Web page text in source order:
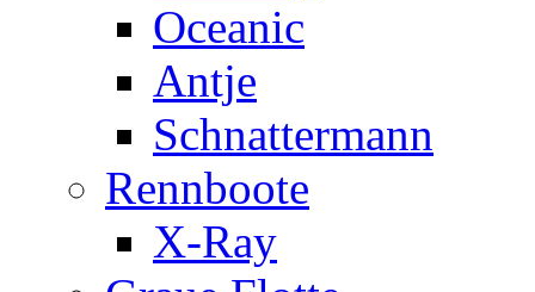
Oceanic
Antje
Schnattermann
Rennboote
X-Ray